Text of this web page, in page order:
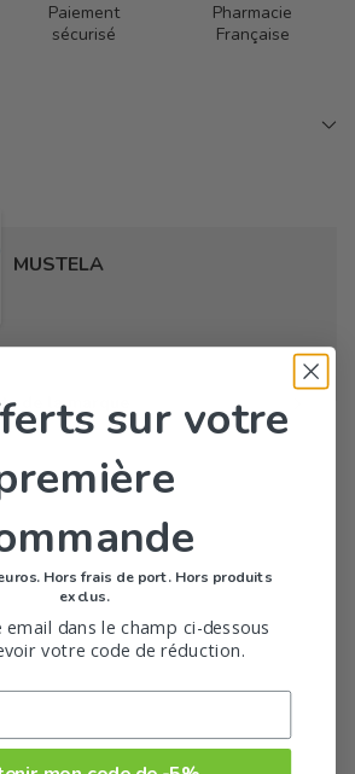
Paiement
sécurisé
Pharmacie
Française
MUSTELA
de la marquesur votre
Hors frais de port. Hors produits
exclus.
dans le champ ci-dessous
votre code de réduction.